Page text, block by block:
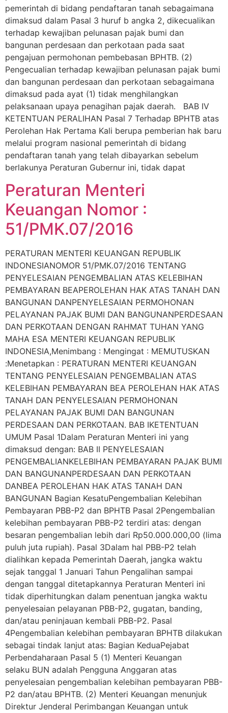
pemerintah di bidang pendaftaran tanah sebagaimana
dimaksud dalam Pasal 3 huruf b angka 2, dikecualikan
terhadap kewajiban pelunasan pajak bumi dan
bangunan perdesaan dan perkotaan pada saat
pengajuan permohonan pembebasan BPHTB. (2)
Pengecualian terhadap kewajiban pelunasan pajak bumi
dan bangunan perdesaan dan perkotaan sebagaimana
dimaksud pada ayat (1) tidak menghilangkan
pelaksanaan upaya penagihan pajak daerah. BAB IV
KETENTUAN PERALIHAN Pasal 7 Terhadap BPHTB atas
Perolehan Hak Pertama Kali berupa pemberian hak baru
melalui program nasional pemerintah di bidang
pendaftaran tanah yang telah dibayarkan sebelum
berlakunya Peraturan Gubernur ini, tidak dapat
Peraturan Menteri
Keuangan Nomor :
51/PMK.07/2016
PERATURAN MENTERI KEUANGAN REPUBLIK
INDONESIANOMOR 51/PMK.07/2016 TENTANG
PENYELESAIAN PENGEMBALIAN ATAS KELEBIHAN
PEMBAYARAN BEAPEROLEHAN HAK ATAS TANAH DAN
BANGUNAN DANPENYELESAIAN PERMOHONAN
PELAYANAN PAJAK BUMI DAN BANGUNANPERDESAAN
DAN PERKOTAAN DENGAN RAHMAT TUHAN YANG
MAHA ESA MENTERI KEUANGAN REPUBLIK
INDONESIA,Menimbang : Mengingat : MEMUTUSKAN
:Menetapkan : PERATURAN MENTERI KEUANGAN
TENTANG PENYELESAIAN PENGEMBALIAN ATAS
KELEBIHAN PEMBAYARAN BEA PEROLEHAN HAK ATAS
TANAH DAN PENYELESAIAN PERMOHONAN
PELAYANAN PAJAK BUMI DAN BANGUNAN
PERDESAAN DAN PERKOTAAN. BAB IKETENTUAN
UMUM Pasal 1Dalam Peraturan Menteri ini yang
dimaksud dengan: BAB II PENYELESAIAN
PENGEMBALIANKELEBIHAN PEMBAYARAN PAJAK BUMI
DAN BANGUNANPERDESAAN DAN PERKOTAAN
DANBEA PEROLEHAN HAK ATAS TANAH DAN
BANGUNAN Bagian KesatuPengembalian Kelebihan
Pembayaran PBB-P2 dan BPHTB Pasal 2Pengembalian
kelebihan pembayaran PBB-P2 terdiri atas: dengan
besaran pengembalian lebih dari Rp50.000.000,00 (lima
puluh juta rupiah). Pasal 3Dalam hal PBB-P2 telah
dialihkan kepada Pemerintah Daerah, jangka waktu
sejak tanggal 1 Januari Tahun Pengalihan sampai
dengan tanggal ditetapkannya Peraturan Menteri ini
tidak diperhitungkan dalam penentuan jangka waktu
penyelesaian pelayanan PBB-P2, gugatan, banding,
dan/atau peninjauan kembali PBB-P2. Pasal
4Pengembalian kelebihan pembayaran BPHTB dilakukan
sebagai tindak lanjut atas: Bagian KeduaPejabat
Perbendaharaan Pasal 5 (1) Menteri Keuangan
selaku BUN adalah Pengguna Anggaran atas
penyelesaian pengembalian kelebihan pembayaran PBB-
P2 dan/atau BPHTB. (2) Menteri Keuangan menunjuk
Direktur Jenderal Perimbangan Keuangan untuk